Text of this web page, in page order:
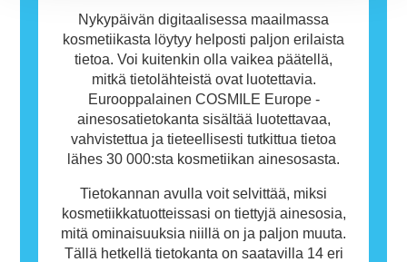
Nykypäivän digitaalisessa maailmassa
kosmetiikasta löytyy helposti paljon erilaista
tietoa. Voi kuitenkin olla vaikea päätellä,
mitkä tietolähteistä ovat luotettavia.
Eurooppalainen COSMILE Europe -
ainesosatietokanta sisältää luotettavaa,
vahvistettua ja tieteellisesti tutkittua tietoa
lähes 30 000:sta kosmetiikan ainesosasta.
Tietokannan avulla voit selvittää, miksi
kosmetiikkatuotteissasi on tiettyjä ainesosia,
mitä ominaisuuksia niillä on ja paljon muuta.
Tällä hetkellä tietokanta on saatavilla 14 eri